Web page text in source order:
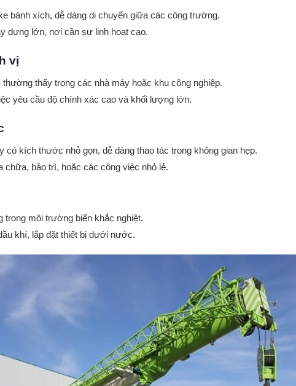
bánh xích, dễ dàng di chuyển giữa các công trường.
dựng lớn, nơi cần sự linh hoạt cao.
vị
thấy trong các nhà máy hoặc khu công nghiệp.
yêu cầu độ chính xác cao và khối lượng lớn.
có kích thước nhỏ gọn, dễ dàng thao tác trong không gian hẹp.
bảo trì, hoặc các công việc nhỏ lẻ.
môi trường biển khắc nghiệt.
khí, lắp đặt thiết bị dưới nước.